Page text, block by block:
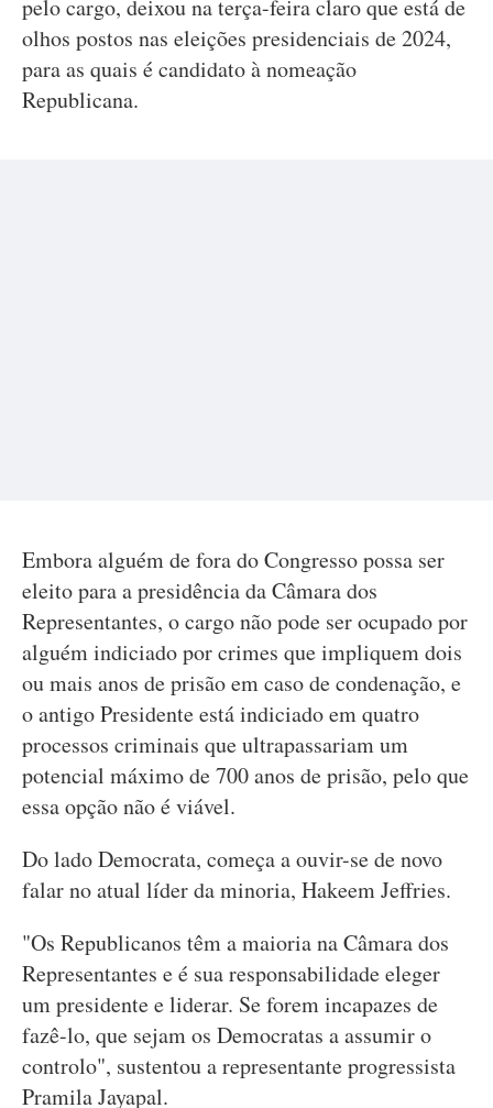
pelo cargo, deixou na terça-feira claro que está de
olhos postos nas eleições presidenciais de 2024,
para as quais é candidato à nomeação
Republicana.
Embora alguém de fora do Congresso possa ser
eleito para a presidência da Câmara dos
Representantes, o cargo não pode ser ocupado por
alguém indiciado por crimes que impliquem dois
ou mais anos de prisão em caso de condenação, e
o antigo Presidente está indiciado em quatro
processos criminais que ultrapassariam um
potencial máximo de 700 anos de prisão, pelo que
essa opção não é viável.
Do lado Democrata, começa a ouvir-se de novo
falar no atual líder da minoria, Hakeem Jeffries.
"Os Republicanos têm a maioria na Câmara dos
Representantes e é sua responsabilidade eleger
um presidente e liderar. Se forem incapazes de
fazê-lo, que sejam os Democratas a assumir o
controlo", sustentou a representante progressista
Pramila Jayapal.